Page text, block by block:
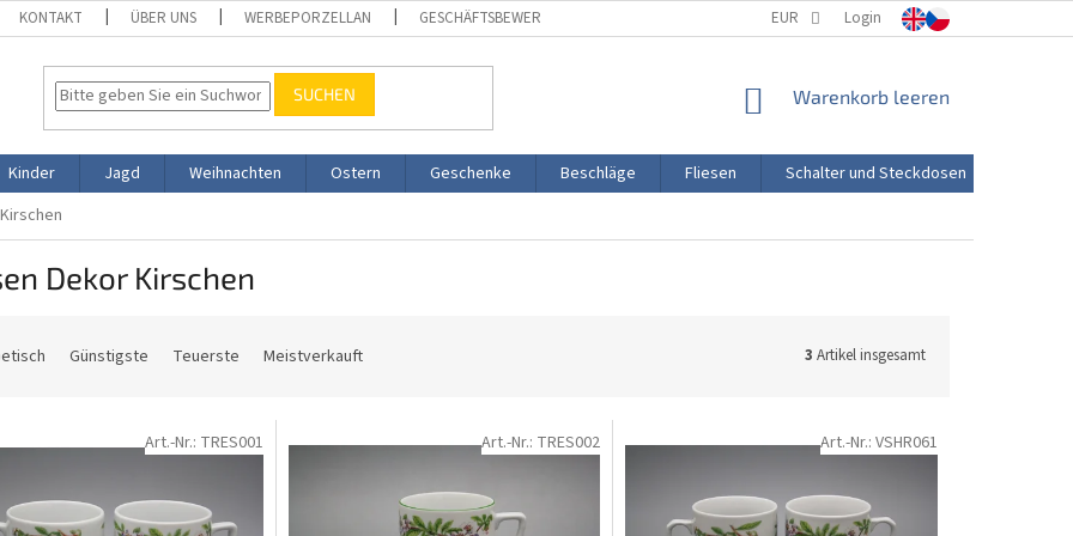
KONTAKT ÜBER UNS WERBEPORZELLAN GESCHÄFTSBEWERTUNG PORZELLANHERSTELLUNG TRANSPORT UND ZAHLUNG
EUR Login
SUCHEN WARENKORB
Warenkorb leeren
Kinder Jagd Weihnachten Ostern Geschenke Beschläge Fliesen Schalter und Steckdosen
Dekor Kirschen
Günstigste Teuerste Meistverkauft 3 Artikel insgesamt
Art.-Nr.: TRES001 Art.-Nr.: TRES002 Art.-Nr.: VSHR061